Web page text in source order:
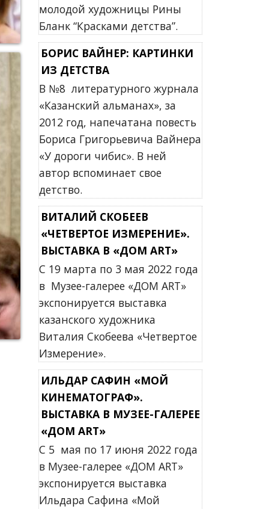
молодой художницы Рины
Бланк “Красками детства”.
БОРИС ВАЙНЕР: КАРТИНКИ
ИЗ ДЕТСТВА
В №8 литературного журнала
«Казанский альманах», за
2012 год, напечатана повесть
Бориса Григорьевича Вайнера
«У дороги чибис». В ней
автор вспоминает свое
детство.
ВИТАЛИЙ СКОБЕЕВ
«ЧЕТВЕРТОЕ ИЗМЕРЕНИЕ».
ВЫСТАВКА В «ДОМ ART»
С 19 марта по 3 мая 2022 года
в Музее-галерее «ДОМ ART»
экспонируется выставка
казанского художника
Виталия Скобеева «Четвертое
Измерение».
ИЛЬДАР САФИН «МОЙ
КИНЕМАТОГРАФ».
ВЫСТАВКА В МУЗЕЕ-ГАЛЕРЕЕ
«ДОМ ART»
С 5 мая по 17 июня 2022 года
в Музее-галерее «ДОМ ART»
экспонируется выставка
Ильдара Сафина «Мой